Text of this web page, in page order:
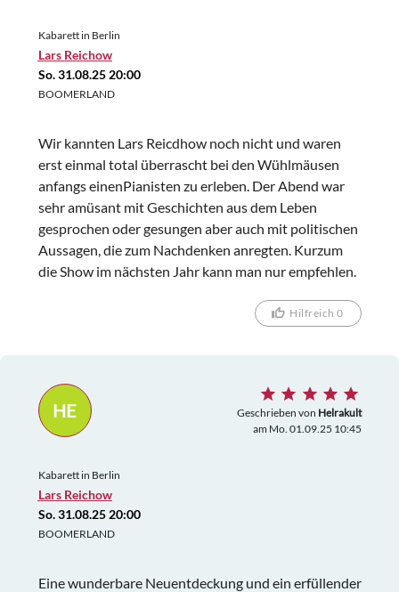
mit Satire und Schläue zu punkten, sondern nur noch
darum, pauschal und ohne viel geistige Pointe gegen
bestimmte Politiker und Parteien vom Leder zu
ziehen. Die Pointen waren nicht mehr clever, sondern
politischen Veranstaltung statt eines
Kabarettabends zu sitzen, wurde immer
überwältigender. Wir hielten es nicht mehr aus, und
gingen in der Pause. Schade. Wer einen lustigen,
intelligent-satirischen Abend erwartet, könnte –
zumindest mit der aktuellen Programmfassung –
enttäuscht werden. Wir waren es auf jeden Fall.
Kabarett in Berlin
Lars Reichow
So. 31.08.25 20:00
BOOMERLAND
Wir kannten Lars Reicdhow noch nicht und waren
erst einmal total überrascht bei den Wühlmäusen
anfangs einenPianisten zu erleben. Der Abend war
sehr amüsant mit Geschichten aus dem Leben
gesprochen oder gesungen aber auch mit politischen
Aussagen, die zum Nachdenken anregten. Kurzum
die Show im nächsten Jahr kann man nur empfehlen.
Hilfreich 0
HE Geschrieben von Helrakult
am Mo. 01.09.25 10:45
Kabarett in Berlin
Lars Reichow
So. 31.08.25 20:00
BOOMERLAND
Eine wunderbare Neuentdeckung und ein erfüllender